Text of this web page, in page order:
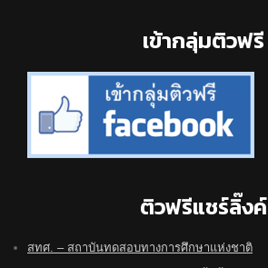
เข้ากลุ่มติวฟรี
ติวฟรีแชร์ลิ๊งค์
สทศ. – สถาบันทดสอบทางการศึกษาแห่งชาติ